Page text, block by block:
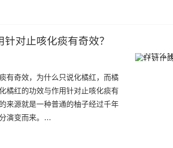
对止咳化痰有奇效？
有奇效，为什么只说化橘红，而橘
橘红的功效与作用针对止咳化痰有
来源就是一种普通的柚子经过千年
演变而来。…